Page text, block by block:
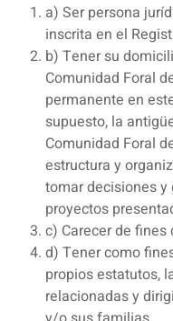
a) Ser persona
inscrita en el
b) Tener su
Comunidad Foral
permanente en
supuesto, la
Comunidad Foral
estructura y
tomar decisiones
proyectos
c) Carecer de fines
d) Tener como
propios estatutos,
relacionadas y